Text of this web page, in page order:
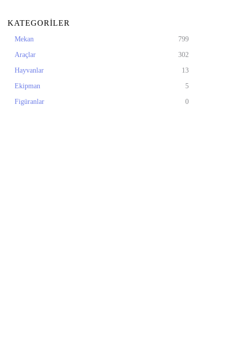
KATEGORİLER
Mekan 799
Araçlar 302
Hayvanlar 13
Ekipman 5
Figüranlar 0